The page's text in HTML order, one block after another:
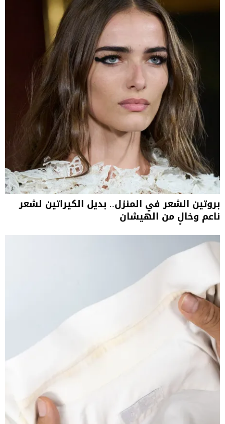
بروتين الشعر في المنزل.. بديل الكيراتين لشعر
ناعم وخالٍ من الهيشان